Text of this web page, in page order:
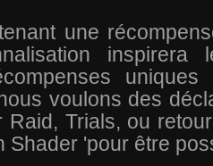
une
inspirera
voulons des
Raid, Trials, ou
Shader 'pour être